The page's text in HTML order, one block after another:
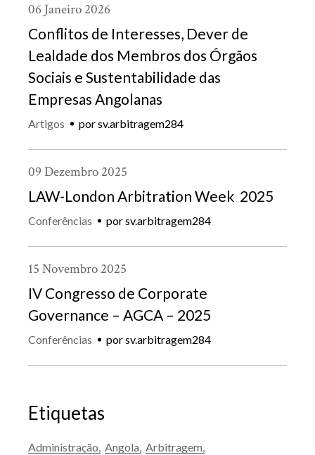
06 Janeiro 2026
Conflitos de Interesses, Dever de
Lealdade dos Membros dos Órgãos
Sociais e Sustentabilidade das
Empresas Angolanas
Artigos porsv.arbitragem284
09 Dezembro 2025
LAW-London Arbitration Week 2025
Conferências porsv.arbitragem284
15 Novembro 2025
IV Congresso de Corporate
Governance – AGCA – 2025
Conferências porsv.arbitragem284
Etiquetas
Administração Angola Arbitragem